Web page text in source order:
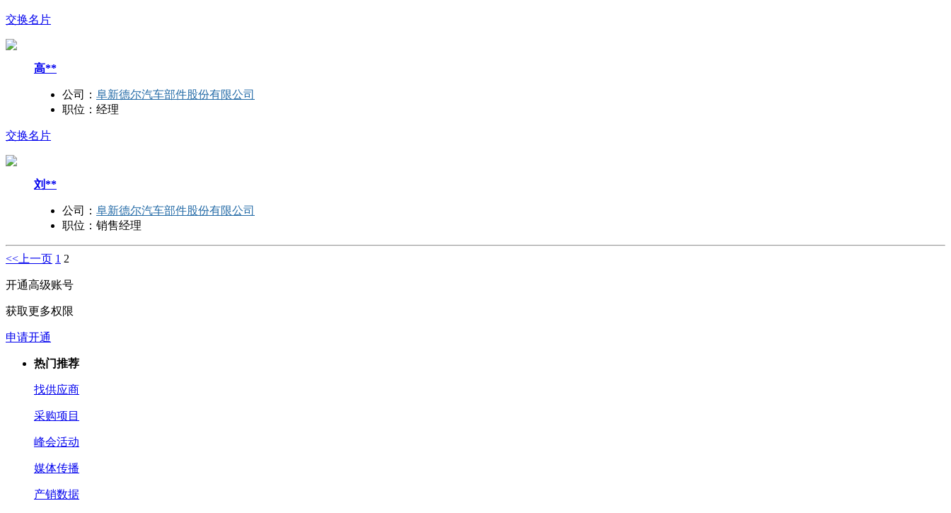
交换名片
高**
公司： 阜新德尔汽车部件股份有限公司
职位： 经理
交换名片
刘**
公司： 阜新德尔汽车部件股份有限公司
职位： 销售经理
<<上一页 1 2
开通高级账号
获取更多权限
申请开通
热门推荐
找供应商
采购项目
峰会活动
媒体传播
产销数据